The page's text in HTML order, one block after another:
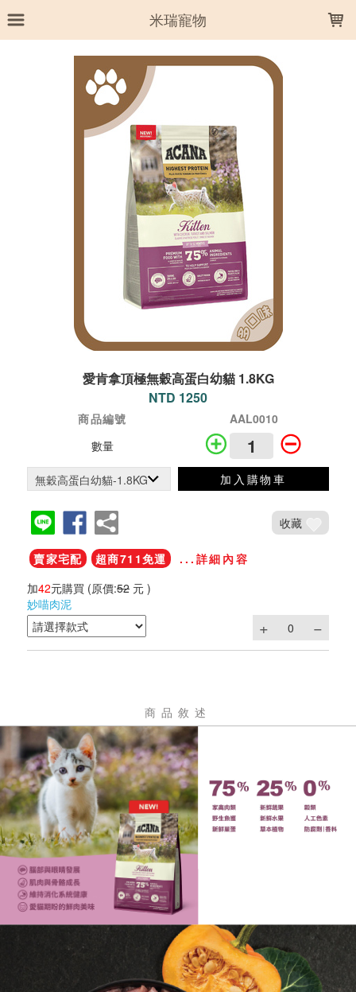
米瑞寵物
愛肯拿頂極無穀高蛋白幼貓 1.8KG
NTD 1250
商品編號
AAL0010
數量
加入購物車
收藏
賣家宅配 超商711免運
...詳細內容
加42元購買 (原價:52 元 )
妙喵肉泥
商品敘述